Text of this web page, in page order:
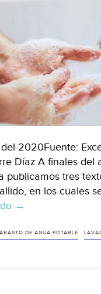
2020Fuente:
Díaz A finales del
publicamos tres
en los cuales
México:
integral
→
ABASTO DE AGUA POTABLE